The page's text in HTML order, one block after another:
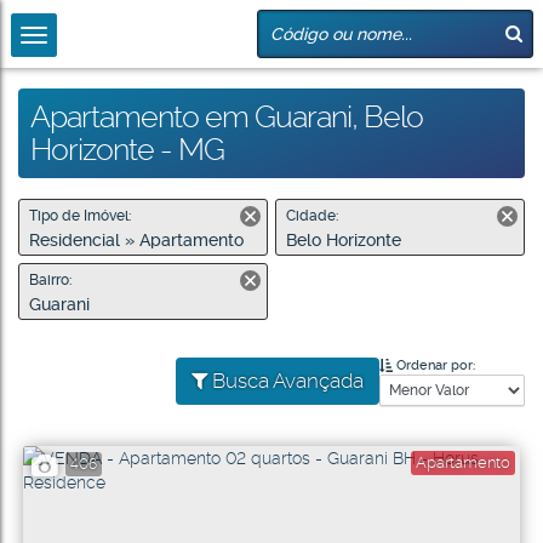
Apartamento em Guarani, Belo
Horizonte - MG
Tipo de Imóvel:
Residencial » Apartamento
Cidade:
Belo Horizonte
Bairro:
Guarani
Busca Avançada
Ordenar por:
406 Apartamento